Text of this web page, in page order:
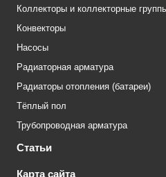
Коллекторы и коллекторные
Конвекторы
Насосы
Радиаторная арматура
Радиаторы отопления (батареи)
Тёплый пол
Трубопроводная арматура
Статьи
Карта сайта